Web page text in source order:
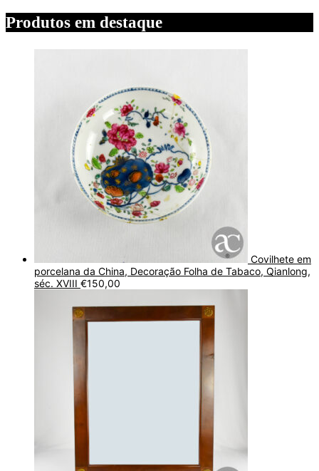
Produtos em destaque
Covilhete em
porcelana da China, Decoração Folha de Tabaco, Qianlong,
séc. XVIII €150,00